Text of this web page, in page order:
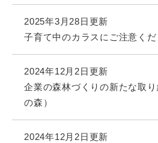
2025年3月28日更新
子育て中のカラスにご注意くだ
2024年12月2日更新
企業の森林づくりの新たな取
の森）
2024年12月2日更新